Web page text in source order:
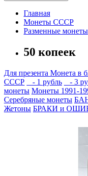
Главная
Монеты СССР
Разменные монеты
50 копеек
Для презента Монета в
СССР
- 1 рубль - 3
монеты Монеты 1991-
Серебряные монеты
Жетоны БРАКИ и